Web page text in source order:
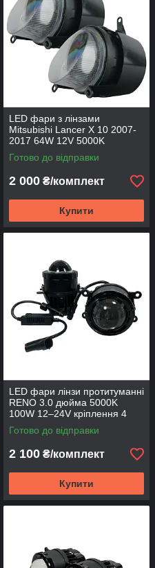
LED фари з лінзами
Mitsubishi Lancer X 10 2007-
2017 64W 12V 5000K
протитуманні
Готово до відправки
2 000 ₴/комплект
Купити
LED фари лінзи протитуманні
RENO 3.0 дюйма 5000K
100W 12–24V кріплення 4
вуха
Готово до відправки
2 100 ₴/комплект
Купити